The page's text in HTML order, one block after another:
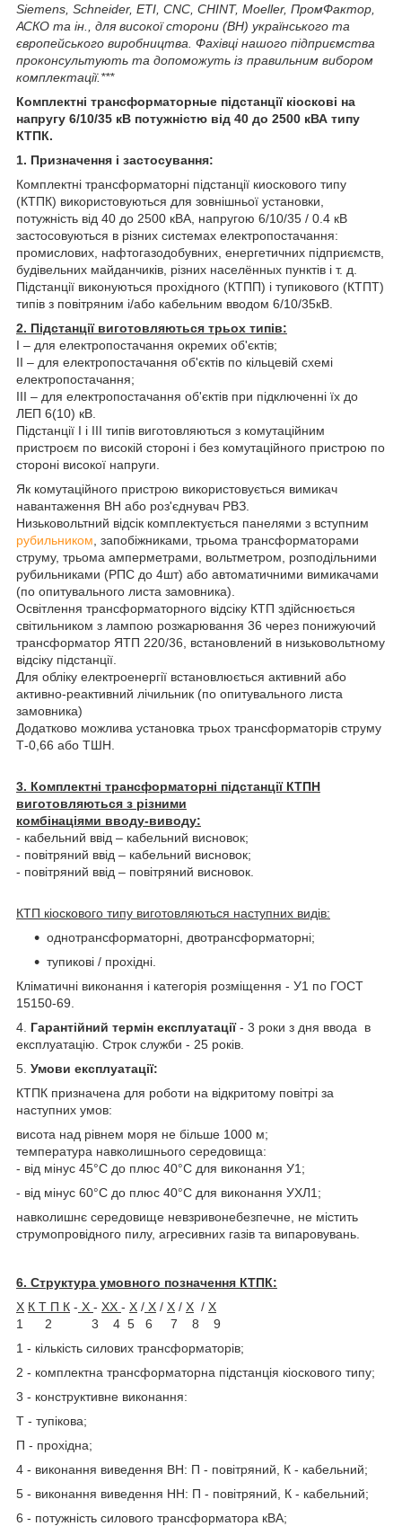
Siemens, Schneider, ETI, CNC, CHINT, Moeller, ПромФактор,
АСКО та ін., для високої сторони (ВН) українського та
європейського виробництва. Фахівці нашого підприємства
проконсультують та допоможуть із правильним вибором
комплектації.***
Комплектні трансформаторные підстанції кіоскові на
напругу 6/10/35 кВ потужністю від 40 до 2500 кВА типу
КТПК.
1. Призначення і застосування:
Комплектні трансформаторні підстанції киоскового типу
(КТПК) використовуються для зовнішньої установки,
потужність від 40 до 2500 кВА, напругою 6/10/35 / 0.4 кВ
застосовуються в різних системах електропостачання:
промислових, нафтогазодобувних, енергетичних підприємств,
будівельних майданчиків, різних населённых пунктів і т. д.
Підстанції виконуються прохідного (КТПП) і тупикового (КТПТ)
типів з повітряним і/або кабельним вводом 6/10/35кВ.
2. Підстанції виготовляються трьох типів:
I – для електропостачання окремих об'єктів;
II – для електропостачання об'єктів по кільцевій схемі
електропостачання;
III – для електропостачання об'єктів при підключенні їх до
ЛЕП 6(10) кВ.
Підстанції I і III типів виготовляються з комутаційним
пристроєм по високій стороні і без комутаційного пристрою по
стороні високої напруги.
Як комутаційного пристрою використовується вимикач
навантаження ВН або роз'єднувач РВЗ.
Низьковольтний відсік комплектується панелями з вступним
рубильником , запобіжниками, трьома трансформаторами
струму, трьома амперметрами, вольтметром, розподільними
рубильниками (РПС до 4шт) або автоматичними вимикачами
(по опитувального листа замовника).
Освітлення трансформаторного відсіку КТП здійснюється
світильником з лампою розжарювання 36 через понижуючий
трансформатор ЯТП 220/36, встановлений в низьковольтному
відсіку підстанції.
Для обліку електроенергії встановлюється активний або
активно-реактивний лічильник (по опитувального листа
замовника)
Додатково можлива установка трьох трансформаторів струму
Т-0,66 або ТШН.
3. Комплектні трансформаторні підстанції КТПН
виготовляються з різними
комбінаціями вводу-виводу:
- кабельний ввід – кабельний висновок;
- повітряний ввід – кабельний висновок;
- повітряний ввід – повітряний висновок.
КТП кіоскового типу виготовляються наступних видів:
однотрансформаторні, двотрансформаторні;
тупикові / прохідні.
Кліматичні виконання і категорія розміщення - У1 по ГОСТ
15150-69.
4. Гарантійний термін експлуатації- 3 роки з дня ввода в
експлуатацію. Строк служби - 25 років.
5. Умови експлуатації:
КТПК призначена для роботи на відкритому повітрі за
наступних умов:
висота над рівнем моря не більше 1000 м;
температура навколишнього середовища:
- від мінус 45°С до плюс 40°С для виконання У1;
- від мінус 60°С до плюс 40°С для виконання УХЛ1;
навколишнє середовище невзривонебезпечне, не містить
струмопровідного пилу, агресивних газів та випаровувань.
6. Структура умовного позначення КТПК:
X К Т П К - Х - ХХ - Х / Х / Х / Х / Х
1 2 3 4 5 6 7 8 9
1 - кількість силових трансформаторів;
2 - комплектна трансформаторна підстанція кіоскового типу;
3 - конструктивне виконання:
Т - тупікова;
П - прохідна;
4 - виконання виведення ВН: П - повітряний, К - кабельний;
5 - виконання виведення НН: П - повітряний, К - кабельний;
6 - потужність силового трансформатора кВА;